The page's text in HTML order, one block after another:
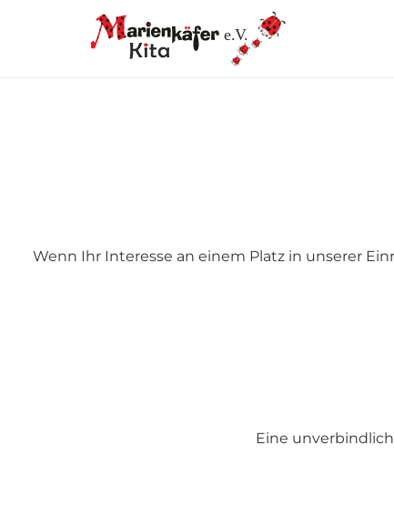
e.V.
Wenn Ihr Interesse an einem Platz in unserer
Eine